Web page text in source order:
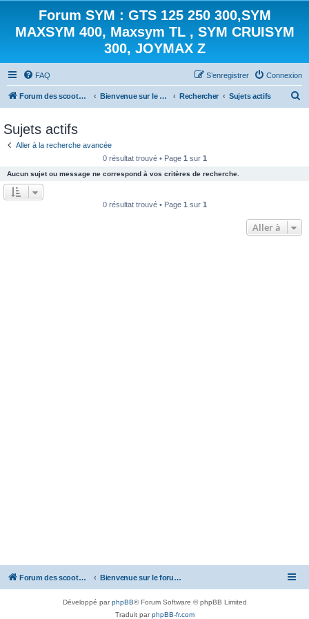
Forum SYM : GTS 125 250 300,SYM
MAXSYM 400, Maxsym TL , SYM CRUISYM
300, JOYMAX Z
FAQ Connexion
S’enregistrer
Forum des scooters SYM - GTS -MAXSYM - CRUISYM - JOYMAX - Maxsym TL Bienvenue sur le forum des scooters de la gamme SYM Rechercher Sujets actifs
Sujets actifs
Aller à la recherche avancée
0 résultat trouvé • Page 1 sur 1
Aucun sujet ou message ne correspond à vos critères de recherche.
0 résultat trouvé • Page 1 sur 1
Aller à
Forum des scooters SYM - GTS -MAXSYM - CRUISYM - JOYMAX - Maxsym TL Bienvenue sur le forum des scooters de la gamme SYM
Développé parphpBB® Forum Software © phpBB Limited
Traduit parphpBB-fr.com